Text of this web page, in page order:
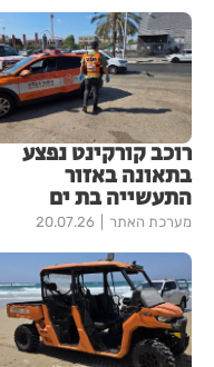
רוכב קורקינט נפצע
בתאונה באזור
התעשייה בת ים
מערכת האתר 20.07.26